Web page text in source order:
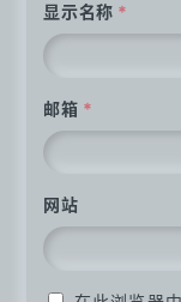
显示名称 *
邮箱 *
网站